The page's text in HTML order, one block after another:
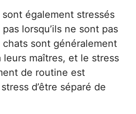
également stressés
lorsqu’ils ne sont pas
chats sont généralement
leurs maîtres, et le stress
de routine est
d’être séparé de